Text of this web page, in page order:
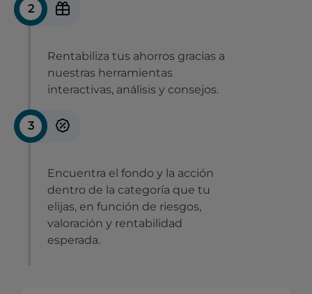
2
Rentabiliza tus ahorros gracias a
nuestras herramientas
interactivas, análisis y consejos.
3
Encuentra el fondo y la acción
dentro de la categoría que tu
elijas, en función de riesgos,
valoración y rentabilidad
esperada.